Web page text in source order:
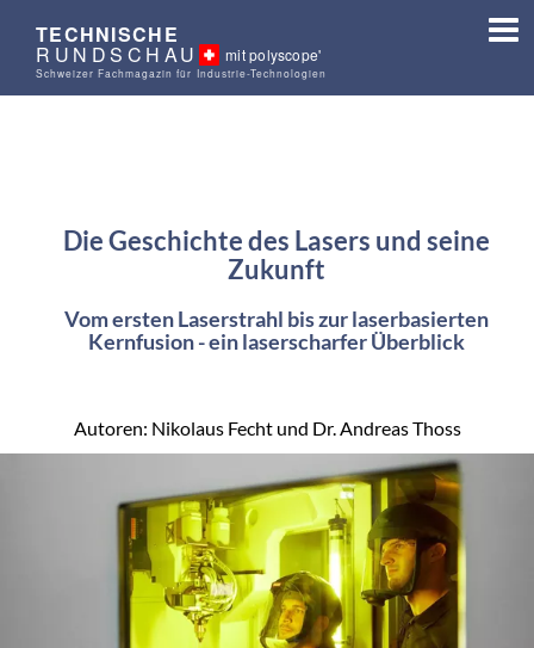
TECHNISCHE
RUNDSCHAU mit polyscope'
Schweizer Fachmagazin für Industrie-Technologien
Die Geschichte des Lasers und seine
Zukunft
Vom ersten Laserstrahl bis zur laserbasierten
Kernfusion - ein laserscharfer Überblick
Autoren: Nikolaus Fecht und Dr. Andreas Thoss